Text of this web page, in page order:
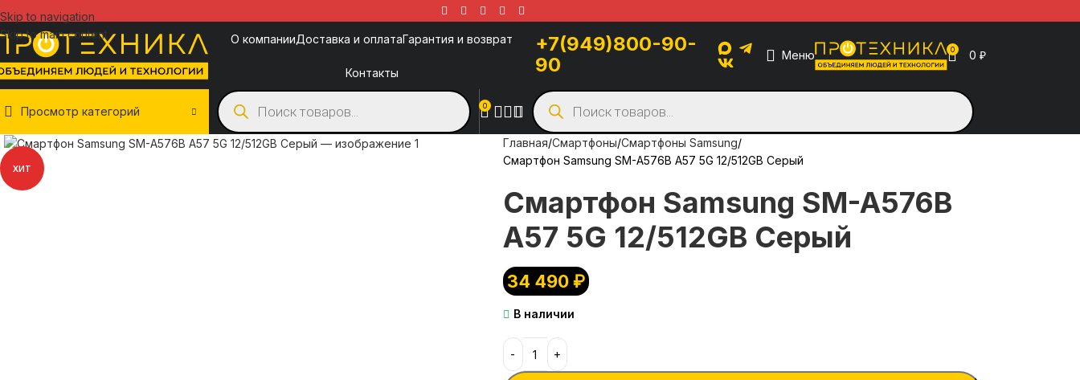
Skip to navigation
Skip to main content
О компанииДоставка и оплатаГарантия и возврат
Контакты
+7(949)800-90-
90
Меню 0 0 ₽
Просмотр категорий 0
ХИТ
Главная Смартфоны Смартфоны Samsung
Смартфон Samsung SM-A576B A57 5G 12/512GB Серый
Смартфон Samsung SM-A576B
A57 5G 12/512GB Серый
34 490₽
В наличии